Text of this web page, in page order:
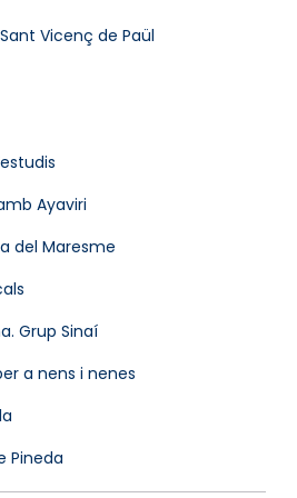
Vicenç de Paül
Ayaviri
del Maresme
Grup Sinaí
a nens i nenes
Pineda